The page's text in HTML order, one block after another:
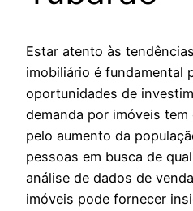
Estar atento às
imobiliário é fundamental
oportunidades de
demanda por imóveis
pelo aumento da
pessoas em busca de
análise de dados de
imóveis pode fornecer